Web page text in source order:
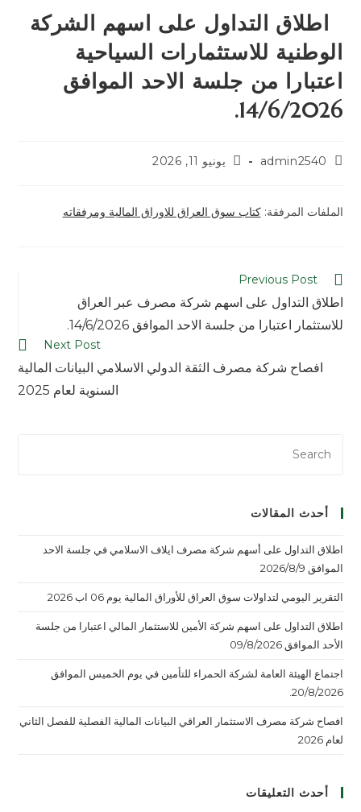
اطلاق التداول على اسهم الشركة
الوطنية للاستثمارات السياحية
اعتبارا من جلسة الاحد الموافق
14/6/2026.
admin2540 يونيو 11, 2026
الملفات المرفقة:كتاب سوق العراق للاوراق المالية ومرفقاته
Previous Post
اطلاق التداول على اسهم شركة مصرف عبر العراق
للاستثمار اعتبارا من جلسة الاحد الموافق 14/6/2026.
Next Post
افصاح شركة مصرف الثقة الدولي الاسلامي البيانات المالية
السنوية لعام 2025
أحدث المقالات
اطلاق التداول على أسهم شركة مصرف ايلاف الاسلامي في جلسة الاحد
الموافق 2026/8/9
التقرير اليومي لتداولات سوق العراق للأوراق المالية يوم 06 اب 2026
اطلاق التداول على اسهم شركة الأمين للاستثمار المالي اعتبارا من جلسة
الأحد الموافق 09/8/2026
اجتماع الهيئة العامة لشركة الحمراء للتأمين في يوم الخميس الموافق
20/8/2026.
افصاح شركة مصرف الاستثمار العراقي البيانات المالية الفصلية للفصل الثاني
لعام 2026
أحدث التعليقات